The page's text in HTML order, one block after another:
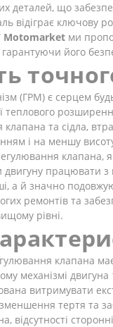
деталей, що
відіграє ключову
Motomarket ми
його
(ГРМ) є серцем
теплового
та сідла,
і на меншу
клапана,
двигуну працювати
а й значно
ремонтів та
рівні.
клапана
механізмі
витримувати
тертя та
відсутності